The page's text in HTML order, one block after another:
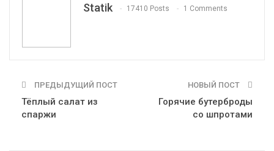
Statik 17410 Posts 1 Comments
ПРЕДЫДУЩИЙ ПОСТ
Тёплый салат из
спаржи
НОВЫЙ ПОСТ
Горячие бутерброды
со шпротами